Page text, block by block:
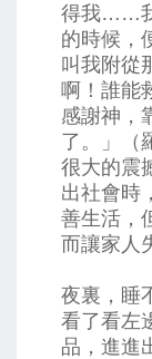
得我……
的時候，
叫我附從
啊！誰能
感謝神，
了。」（
很大的震
出社會時
善生活，
而讓家人
夜裏，睡
看了看左
品，進進